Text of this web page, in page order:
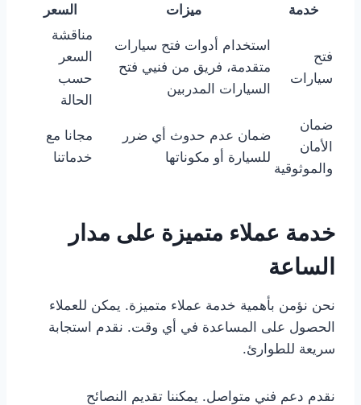
خدمة ميزات السعر
فتح
سيارات
استخدام أدوات فتح سيارات
متقدمة، فريق من فنيي فتح
السيارات المدربين
مناقشة
السعر
حسب
الحالة
ضمان
الأمان
والموثوقية
ضمان عدم حدوث أي ضرر
للسيارة أو مكوناتها
مجانا مع
خدماتنا
خدمة عملاء متميزة على مدار
الساعة
نحن نؤمن بأهمية خدمة عملاء متميزة. يمكن للعملاء
الحصول على المساعدة في أي وقت. نقدم استجابة
سريعة للطوارئ.
نقدم دعم فني متواصل. يمكننا تقديم النصائح